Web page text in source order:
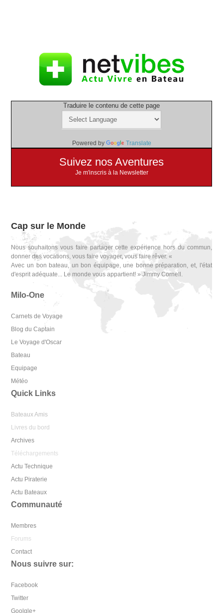
Traduire le contenu de cette page
Powered by Translate
Suivez nos Aventures
Je m'inscris à la Newsletter
Cap sur le Monde
Nous souhaitons vous faire partager cette expérience hors du commun,
donner des vocations, vous faire voyager, vous faire rêver. «
Avec un bon bateau, un bon équipage, une bonne préparation, et, l'état
d'esprit adéquate... Le monde vous appartient! » Jimmy Cornell.
Milo-One
Carnets de Voyage
Blog du Captain
Le Voyage d'Oscar
Bateau
Equipage
Météo
Quick Links
Bateaux Amis
Livres du bord
Archives
Téléchargements
Actu Technique
Actu Piraterie
Actu Bateaux
Communauté
Membres
Forums
Contact
Nous suivre sur:
Facebook
Twitter
Goolgle+